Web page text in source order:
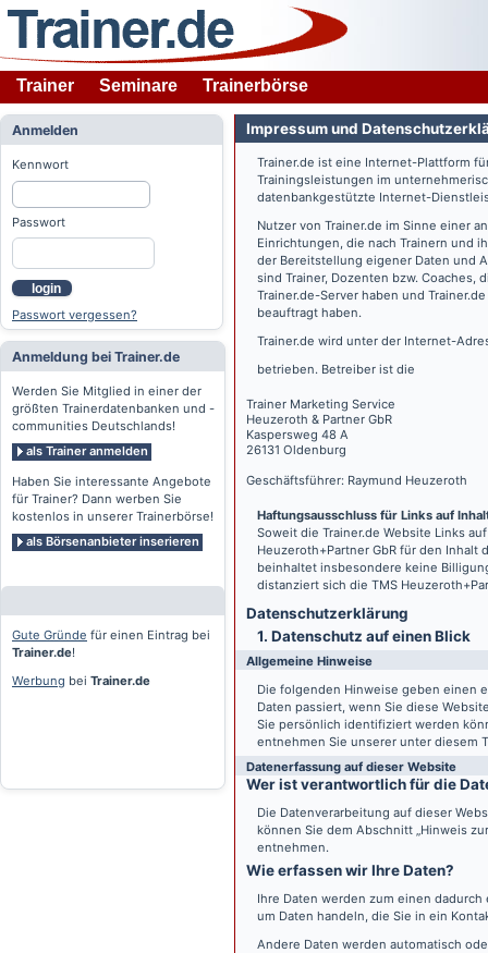
Trainer Seminare Trainerbörse
Anmelden
Kennwort
Passwort
login
Passwort vergessen?
Anmeldung bei Trainer.de
Werden Sie Mitglied in einer der
größten Trainerdatenbanken und -
communities Deutschlands!
als Trainer anmelden
Haben Sie interessante Angebote
für Trainer? Dann werben Sie
kostenlos in unserer Trainerbörse!
als Börsenanbieter inserieren
Gute Gründe für einen Eintrag bei
Trainer.de!
Werbung bei Trainer.de
Impressum und
Trainer.de ist eine Internet-Plattform
Trainingsleistungen im
datenbankgestützte Internet-
Nutzer von Trainer.de im Sinne einer
Einrichtungen, die nach Trainern und
der Bereitstellung eigener Daten und
sind Trainer, Dozenten bzw.
Trainer.de-Server haben und Trainer.de
beauftragt haben.
Trainer.de wird unter der Internet-
betrieben. Betreiber ist die
Trainer Marketing Service
Heuzeroth & Partner GbR
Kaspersweg 48 A
26131 Oldenburg
Geschäftsführer: Raymund Heuzeroth
Haftungsausschluss für Links auf
Soweit die Trainer.de Website Links
Heuzeroth+Partner GbR für den Inhalt
beinhaltet insbesondere keine
distanziert sich die TMS
Datenschutz­erklärung
1. Datenschutz auf einen Blick
Allgemeine Hinweise
Die folgenden Hinweise geben einen
Daten passiert, wenn Sie diese
Sie persönlich identifiziert werden
entnehmen Sie unserer unter diesem
Datenerfassung auf dieser Website
Wer ist verantwortlich für die
Die Datenverarbeitung auf dieser
können Sie dem Abschnitt „Hinweis
entnehmen.
Wie erfassen wir Ihre Daten?
Ihre Daten werden zum einen
um Daten handeln, die Sie in ein
Andere Daten werden automatisch